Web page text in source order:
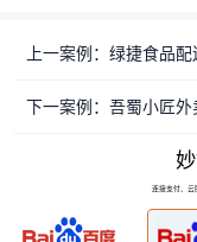
上一案例：绿捷食品配
下一案例：吾蜀小匠外
连接支付、云